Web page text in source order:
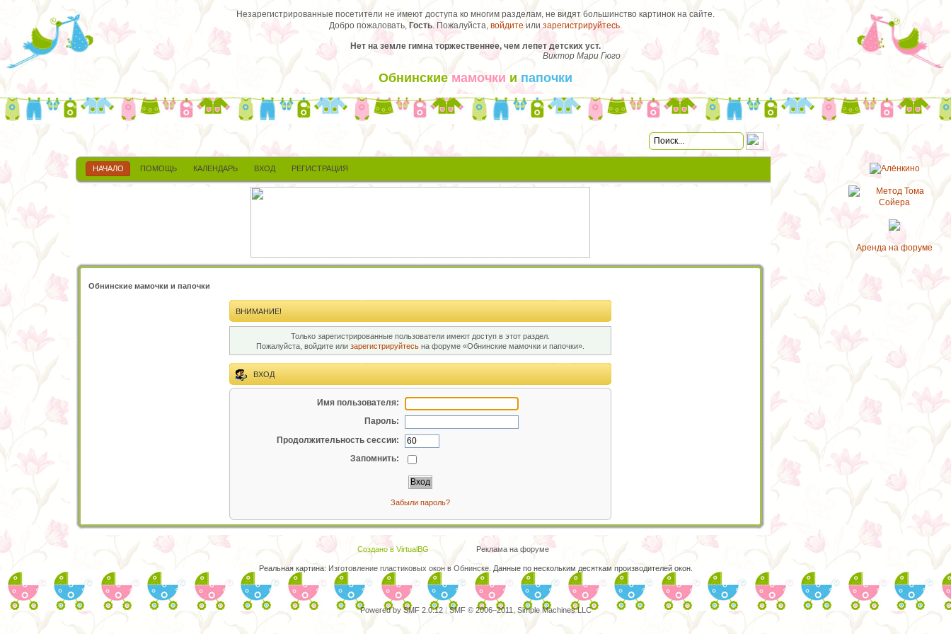
Незарегистрированные посетители не имеют доступа ко многим разделам, не видят большинство картинок на сайте.
Добро пожаловать, Гость. Пожалуйста, войдите илизарегистрируйтесь.
Нет на земле гимна торжественнее, чем лепет детских уст.
Виктор Мари Гюго
Обнинские мамочки ипапочки
НАЧАЛО ПОМОЩЬ КАЛЕНДАРЬ ВХОД РЕГИСТРАЦИЯ
Обнинские мамочки и папочки
ВНИМАНИЕ!
Только зарегистрированные пользователи имеют доступ в этот раздел.
Пожалуйста, войдите или зарегистрируйтесь на форуме «Обнинские мамочки и папочки».
ВХОД
Имя пользователя:
Пароль:
Продолжительность сессии:
Запомнить:
Забыли пароль?
Аренда на форуме
Создано в VirtualBG Реклама на форуме
Реальная картина: Изготовление пластиковых окон в Обнинске. Данные по нескольким десяткам производителей окон.
Powered by SMF 2.0.12|SMF © 2006–2011, Simple Machines LLC